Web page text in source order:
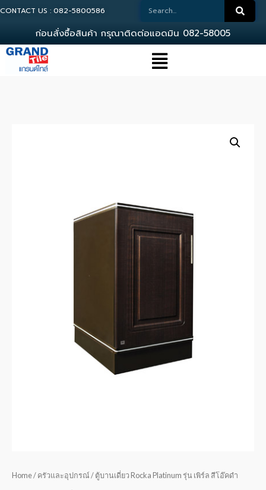
CONTACT US : 082-5800586
อนสงซอสนคา ก รณาตดตอแอดมน 0 82-5800586
Home/ ครัวและอุปกรณ์/ ตู้บานเดี่ยว Rocka Platinum รุ่น เพิร์ล สีโอ๊คดำ